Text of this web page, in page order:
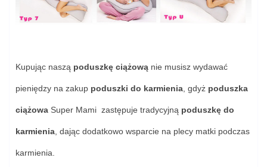
Kupując naszą poduszkę ciążową nie musisz wydawać
pieniędzy na zakup poduszki do karmienia, gdyż poduszka
ciążowa Super Mami zastępuje tradycyjną poduszkę do
karmienia, dając dodatkowo wsparcie na plecy matki podczas
karmienia.